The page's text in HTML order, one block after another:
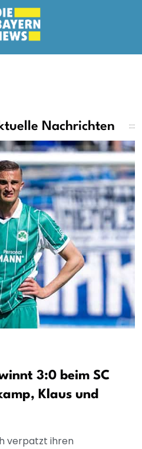
Nachrichten
3:0 beim SC
Klaus und
verpatzt ihren